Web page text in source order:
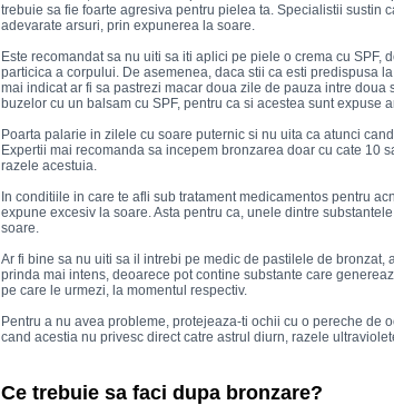
trebuie sa fie foarte agresiva pentru pielea ta. Specialistii sustin
adevarate arsuri, prin expunerea la soare.
Este recomandat sa nu uiti sa iti aplici pe piele o crema cu
particica a corpului. De asemenea, daca stii ca esti predispusa
mai indicat ar fi sa pastrezi macar doua zile de pauza intre
buzelor cu un balsam cu SPF, pentru ca si acestea sunt expuse
Poarta palarie in zilele cu soare puternic si nu uita ca atunci
Expertii mai recomanda sa incepem bronzarea doar cu cate 10
razele acestuia.
In conditiile in care te afli sub tratament medicamentos pentru
expune excesiv la soare. Asta pentru ca, unele dintre
soare.
Ar fi bine sa nu uiti sa il intrebi pe medic de pastilele de
prinda mai intens, deoarece pot contine substante care
pe care le urmezi, la momentul respectiv.
Pentru a nu avea probleme, protejeaza-ti ochii cu o pereche de
cand acestia nu privesc direct catre astrul diurn, razele
Ce trebuie sa faci dupa bronzare?